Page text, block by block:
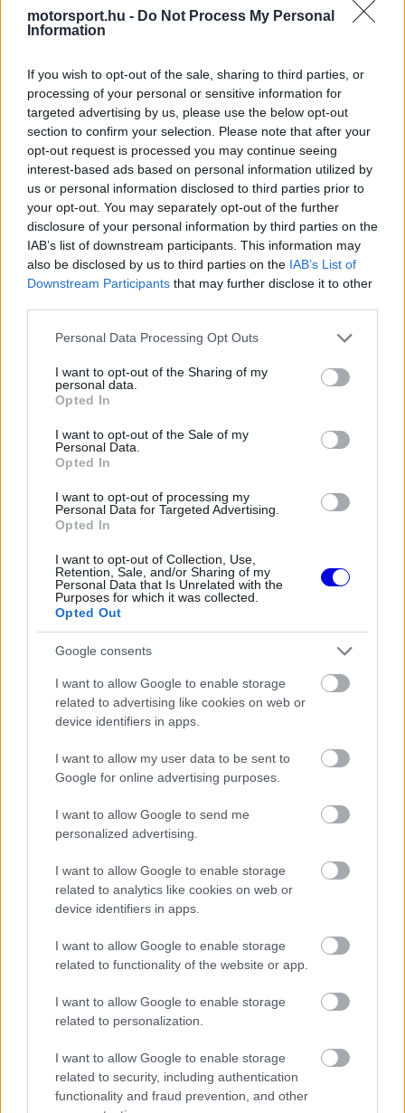
motorsport.hu - Do Not Process My Personal
Information
If you wish to opt-out of the sale, sharing to third parties, or
processing of your personal or sensitive information for
targeted advertising by us, please use the below opt-out
section to confirm your selection. Please note that after your
opt-out request is processed you may continue seeing
interest-based ads based on personal information utilized by
us or personal information disclosed to third parties prior to
your opt-out. You may separately opt-out of the further
disclosure of your personal information by third parties on the
IAB’s list of downstream participants. This information may
also be disclosed by us to third parties on the IAB’s List of
Downstream Participants that may further disclose it to other
Please note that this website/app uses one or more Google
not limited to your visit or usage behaviour. You may click to
grant or deny consent to Google and its third-party tags to
use your data for below specified purposes in below Google
consent section.
Personal Data Processing Opt Outs
I want to opt-out of the Sharing of my
personal data.
Opted In
I want to opt-out of the Sale of my
Personal Data.
Opted In
I want to opt-out of processing my
Personal Data for Targeted Advertising.
Opted In
I want to opt-out of Collection, Use,
Retention, Sale, and/or Sharing of my
Personal Data that Is Unrelated with the
Purposes for which it was collected.
Opted Out
Google consents
I want to allow Google to enable storage
related to advertising like cookies on web or
device identifiers in apps.
I want to allow my user data to be sent to
Google for online advertising purposes.
I want to allow Google to send me
personalized advertising.
I want to allow Google to enable storage
related to analytics like cookies on web or
device identifiers in apps.
I want to allow Google to enable storage
related to functionality of the website or app.
I want to allow Google to enable storage
related to personalization.
I want to allow Google to enable storage
related to security, including authentication
functionality and fraud prevention, and other
végére, ugyanis sikerült elfogniuk az elkövetőt
Madridban. A helyzet szinte felfoghatatlan,
ugyanis egy 44 éves férfiról van szó, akinek több
korábbi ingatlanlopási ügye is volt, és aki a
Valenciai Nagydíj alatt épp nem tartózkodott
börtönben. Ezt a részt használta ki arra, hogy
észrevétlenül besurranjon a Ricardo Tormo pálya
lakóautóinak környékére, majd eltulajdonítsa a
EZEKET IS AJÁNLJUK
FORMA-1
Radikális megoldással előzte meg a
Már a nyári szünetben elindult a
hőségriadó a Forma–1-ben
FORMA-1
döntött a Ferrari Sainz és Ricciardo
között
A tettes nem véletlenül választotta ki Martín
bringáját, ugyanis a paddockban sorakozó
kerékpárok közül egyenesen a Pinarello felé
indult. Kinyitotta a versenyző lakóautójának
csomagterét, és úgy távozott a zsákmánnyal,
mintha a csapat egyik tagja lenne, ugyanis még
az öltözékét is ennek megfelelően alakította, hogy
beleolvadjon a szerelést bontó személyzet közé.
A döntő bizonyítékot egy közeli benzinkút
biztonsági kamerája szolgáltatta, ahol a férfi már
a lopott kerékpárral tűnt fel, és ismét úgy